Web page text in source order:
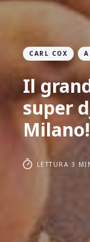
CARL COX
Il
super
LETTURA 3